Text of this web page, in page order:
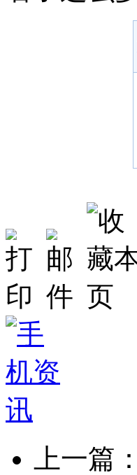
上一篇：